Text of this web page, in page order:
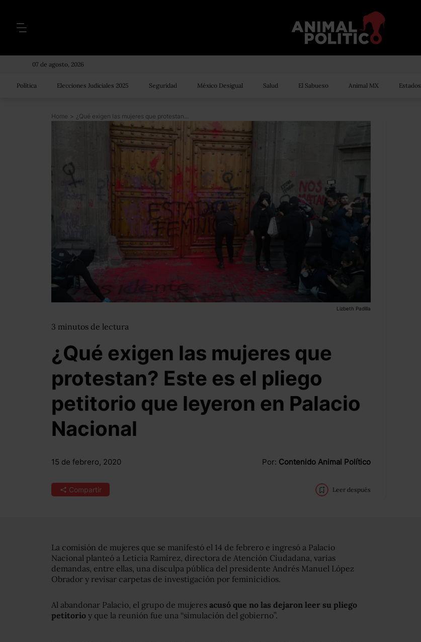
07 de agosto, 2026
Política Elecciones Judiciales 2025 Seguridad México Desigual Salud El Sabueso Animal MX Estados
Home > ¿Qué exigen las mujeres que protestan? Este es el pliego petitorio que leyeron en Palacio Nacional
Lizbeth Padilla
3 minutos de lectura
¿Qué exigen las mujeres que
protestan? Este es el pliego
petitorio que leyeron en Palacio
Nacional
15 de febrero, 2020 Por: Contenido Animal Político
Compartir Leer después
La comisión de mujeres que se manifestó el 14 de febrero e ingresó a Palacio
Nacional planteó a Leticia Ramírez, directora de Atención Ciudadana, varias
demandas, entre ellas, una disculpa pública del presidente Andrés Manuel López
Obrador y revisar carpetas de investigación por feminicidios.
Al abandonar Palacio, el grupo de mujeres acusó que no las dejaron leer su pliego
petitorio y que la reunión fue una “simulación del gobierno”.